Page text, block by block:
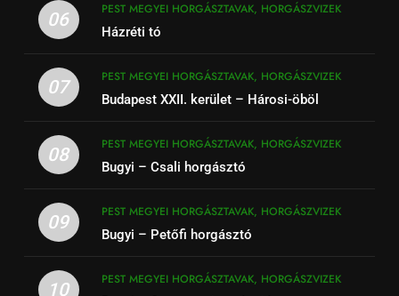
06
PEST MEGYEI HORGÁSZTAVAK, HORGÁSZVIZEK
Házréti tó
07
PEST MEGYEI HORGÁSZTAVAK, HORGÁSZVIZEK
Budapest XXII. kerület – Hárosi-öböl
08
PEST MEGYEI HORGÁSZTAVAK, HORGÁSZVIZEK
Bugyi – Csali horgásztó
09
PEST MEGYEI HORGÁSZTAVAK, HORGÁSZVIZEK
Bugyi – Petőfi horgásztó
10
PEST MEGYEI HORGÁSZTAVAK, HORGÁSZVIZEK